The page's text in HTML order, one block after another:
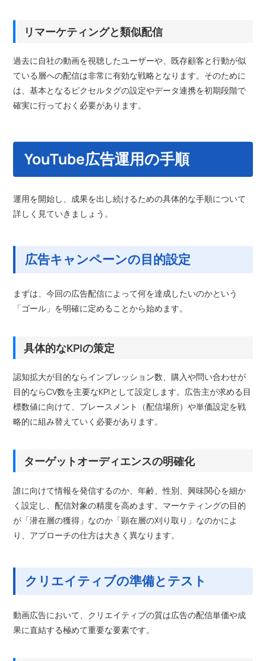
リマーケティングと類似配信
過去に自社の動画を視聴したユーザーや、既存顧客と行動が似
ている層への配信は非常に有効な戦略となります。そのために
は、基本となるピクセルタグの設定やデータ連携を初期段階で
確実に行っておく必要があります。
YouTube広告運用の手順
運用を開始し、成果を出し続けるための具体的な手順について
詳しく見ていきましょう。
広告キャンペーンの目的設定
まずは、今回の広告配信によって何を達成したいのかという
「ゴール」を明確に定めることから始めます。
具体的なKPIの策定
認知拡大が目的ならインプレッション数、購入や問い合わせが
目的ならCV数を主要なKPIとして設定します。広告主が求める目
標数値に向けて、プレースメント（配信場所）や単価設定を戦
略的に組み替えていく必要があります。
ターゲットオーディエンスの明確化
誰に向けて情報を発信するのか、年齢、性別、興味関心を細か
く設定し、配信対象の精度を高めます。マーケティングの目的
が「潜在層の獲得」なのか「顕在層の刈り取り」なのかによ
り、アプローチの仕方は大きく異なります。
クリエイティブの準備とテスト
動画広告において、クリエイティブの質は広告の配信単価や成
果に直結する極めて重要な要素です。